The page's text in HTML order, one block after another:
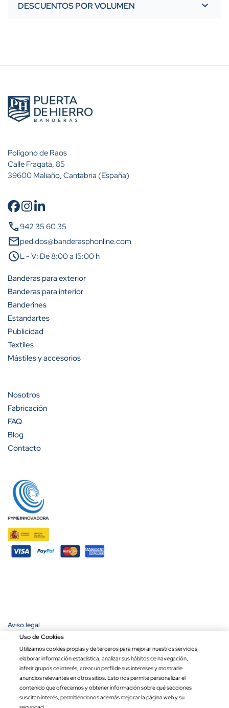
Precio por unidad Opciones totales Total
DESCUENTOS POR VOLUMEN
Cantidad
A partir de 10 unidades
A partir de 25 unidades
A partir de 50 unidades
A partir de 100 unidades
Cantidad
A partir de 200 unidades
Polígono de Raos
Calle Fragata, 85
39600 Maliaño, Cantabria (España)
call942 35 60 35
mailpedidos@banderasphonline.com
scheduleL - V: De 8:00 a 15:00 h
Banderas para exterior
Banderas para interior
Banderines
Estandartes
Publicidad
Textiles
Mástiles y accesorios
Nosotros
Fabricación
FAQ
Blog
Contacto
Aviso legal
Política de privacidad
Condiciones de compra
Ley de transparencia
Copyright © 2026 Banderas Puerta de Hierro®. Todos los derechos
reservados.
Uso de Cookies
Utilizamos cookies propias y de terceros para mejorar nuestros servicios,
elaborar información estadística, analizar sus hábitos de navegación,
inferir grupos de interés, crear un perfil de sus intereses y mostrarle
anuncios relevantes en otros sitios. Esto nos permite personalizar el
contenido que ofrecemos y obtener información sobre qué secciones
suscitan interés, permitiéndonos además mejorar la página web y su